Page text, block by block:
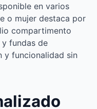
en varios
o mujer destaca por
compartimento
fundas de
y funcionalidad sin